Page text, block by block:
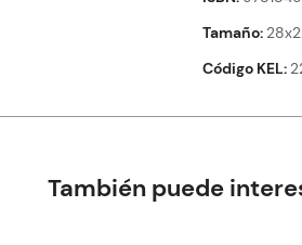
Tamaño
Código KEL
También puede